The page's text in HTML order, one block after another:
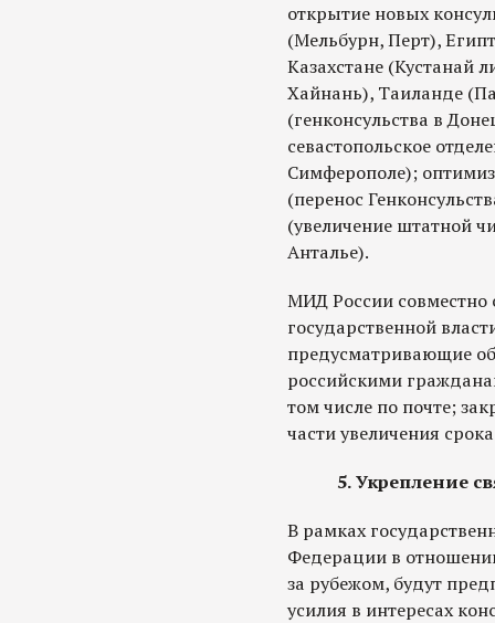
открытие новых
(Мельбурн, Перт),
Казахстане (Кустанай
Хайнань), Таиланде
(генконсульства в
севастопольское
Симферополе);
(перенос
(увеличение штатной
Анталье).
МИД России
государственной
предусматривающие
российскими
том числе по почте;
части увеличения
5. Укрепление
В рамках
Федерации в
за рубежом, будут
усилия в интересах